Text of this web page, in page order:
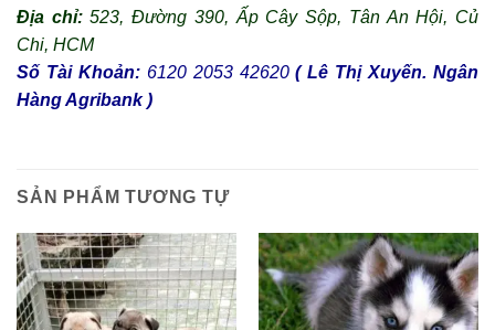
Địa chỉ:523, Đường 390, Ấp Cây Sộp, Tân An Hội, Củ
Chi, HCM
Số Tài Khoản:6120 2053 42620( Lê Thị Xuyến. Ngân
Hàng Agribank )
SẢN PHẨM TƯƠNG TỰ